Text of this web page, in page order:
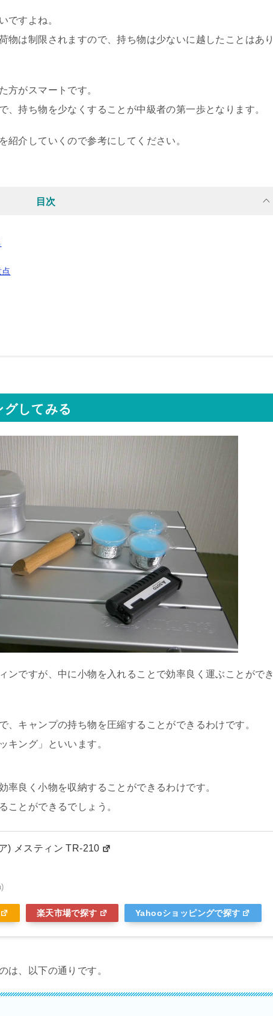
ですよね。
物は制限されますので、持ち物は少ないに越したことはあり
方がスマートです。
持ち物を少なくすることが中級者の第一歩となります。
紹介していくので参考にしてください。
目次
してみる
ンですが、中に小物を入れることで効率良く運ぶことができ
キャンプの持ち物を圧縮することができるわけです。
キング」といいます。
率良く小物を収納することができるわけです。
ことができるでしょう。
) メスティン TR-210
楽天市場で探す Yahooショッピングで探す
は、以下の通りです。